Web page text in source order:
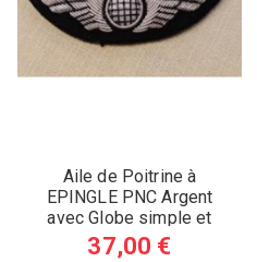
Aile de Poitrine à
EPINGLE PNC Argent
avec Globe simple et
Etoile (A)
37,00 €